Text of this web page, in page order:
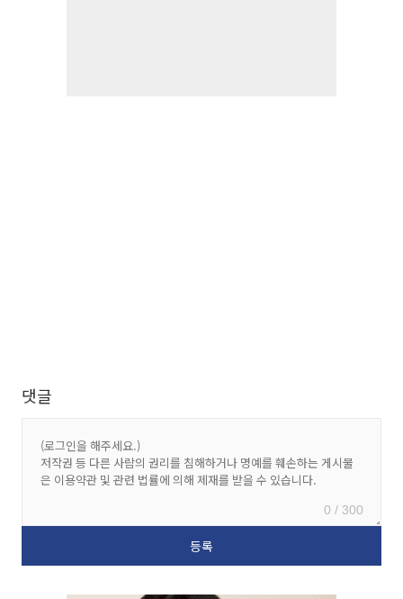
댓글
0 / 300